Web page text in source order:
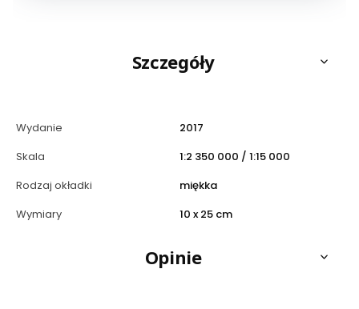
Szczegóły
Wydanie
2017
Skala
1:2 350 000 / 1:15 000
Rodzaj okładki
miękka
Wymiary
10 x 25 cm
Opinie